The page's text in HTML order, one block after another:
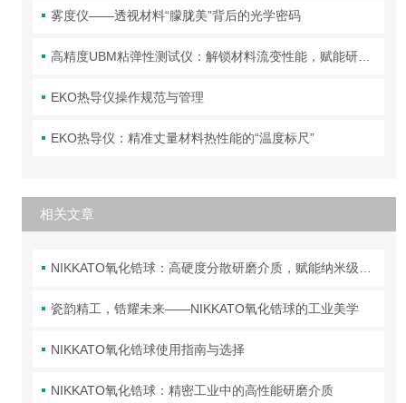
雾度仪——透视材料“朦胧美”背后的光学密码
高精度UBM粘弹性测试仪：解锁材料流变性能，赋能研发与质控
EKO热导仪操作规范与管理
EKO热导仪：精准丈量材料热性能的“温度标尺”
相关文章
NIKKATO氧化锆球：高硬度分散研磨介质，赋能纳米级超细加工
瓷韵精工，锆耀未来——NIKKATO氧化锆球的工业美学
NIKKATO氧化锆球使用指南与选择
NIKKATO氧化锆球：精密工业中的高性能研磨介质